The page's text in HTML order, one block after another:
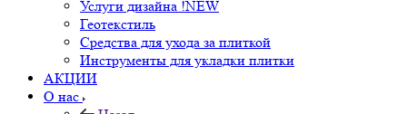
Услуги дизайна !NEW
Геотекстиль
Средства для ухода за плиткой
Инструменты для укладки плитки
АКЦИИ
О нас